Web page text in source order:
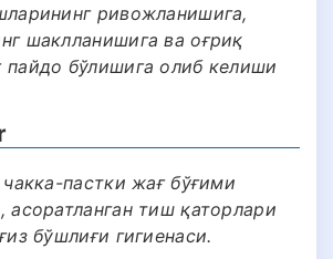
ривожланишига,
шаклланишига ва оғриқ
пайдо бўлишига олиб келиши
пастки жағ бўғими
асоратланган тиш қаторлари
бўшлиғи гигиенаси.